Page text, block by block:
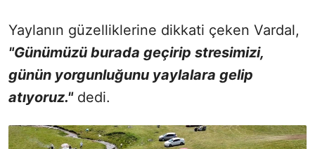
Yaylanın güzelliklerine dikkati çeken Vardal,
"Günümüzü burada geçirip stresimizi,
günün yorgunluğunu yaylalara gelip
atıyoruz."dedi.